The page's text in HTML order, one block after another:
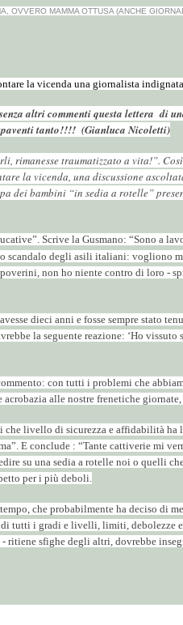
OVVERO MAMMA OTTUSA (ANCHE
la vicenda una giornalista
altri commenti questa lettera di
tanto!!!! (Gianluca Nicoletti)
rimanesse traumatizzato a vita!”.
la vicenda, una discussione
dei bambini “in sedia a rotelle”
Scrive la Gusmano: “Sono a
scandalo degli asili italiani: vogliono
non ho niente contro di loro -
dieci anni e fosse sempre
la seguente reazione: ‘Ho
con tutti i problemi che
alle nostre frenetiche
livello di sicurezza e affidabilità
E conclude : “Tante cattiverie mi
su una sedia a rotelle noi o quelli
per i più deboli.
che probabilmente ha deciso
tutti i gradi e livelli, limiti, debolezze
sfighe degli altri, dovrebbe